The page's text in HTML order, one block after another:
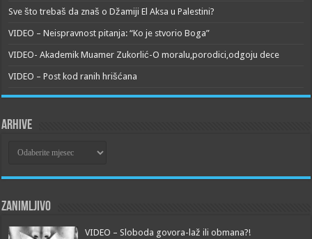
Sve što trebaš da znaš o Džamiji El Aksa u Palestini?
VIDEO – Neispravnost pitanja: “Ko je stvorio Boga”
VIDEO- Akademik Muamer Zukorlić-O moralu,porodici,odgoju dece
VIDEO – Post kod ranih hrišćana
Arhive
Zanimljivo
VIDEO – Sloboda govora-laž ili obmana?!